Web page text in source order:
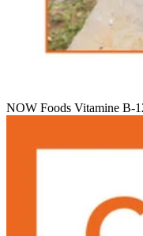
NOW Foods Vitamine B-